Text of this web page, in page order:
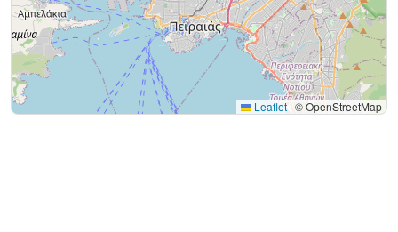
Leaflet | © OpenStreetMap